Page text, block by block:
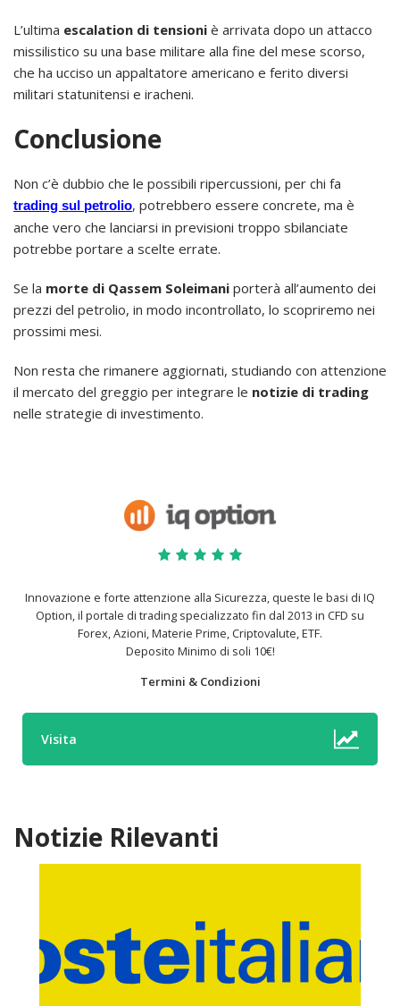
L’ultima escalation di tensioni è arrivata dopo un attacco
missilistico su una base militare alla fine del mese scorso,
che ha ucciso un appaltatore americano e ferito diversi
militari statunitensi e iracheni.
Conclusione
Non c’è dubbio che le possibili ripercussioni, per chi fa
trading sul petrolio, potrebbero essere concrete, ma è
anche vero che lanciarsi in previsioni troppo sbilanciate
potrebbe portare a scelte errate.
Se la morte di Qassem Soleimani porterà all’aumento dei
prezzi del petrolio, in modo incontrollato, lo scopriremo nei
prossimi mesi.
Non resta che rimanere aggiornati, studiando con attenzione
il mercato del greggio per integrare le notizie di trading
nelle strategie di investimento.
Innovazione e forte attenzione alla Sicurezza, queste le basi di IQ
Option, il portale di trading specializzato fin dal 2013 in CFD su
Forex, Azioni, Materie Prime, Criptovalute, ETF.
Deposito Minimo di soli 10€!
Termini & Condizioni
Visita
Notizie Rilevanti